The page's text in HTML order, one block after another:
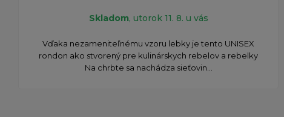
Skladom, utorok 11. 8. u vás
​Vďaka nezameniteľnému vzoru lebky je tento UNISEX
rondon ako stvorený pre kulinárskych rebelov a rebelky
Na chrbte sa nachádza sieťovin...